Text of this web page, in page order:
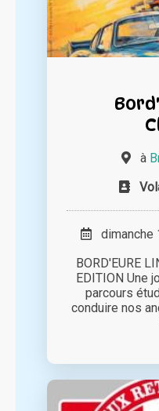
à
dimanche
BORD'EURE
EDITION Une
parcours
conduire nos